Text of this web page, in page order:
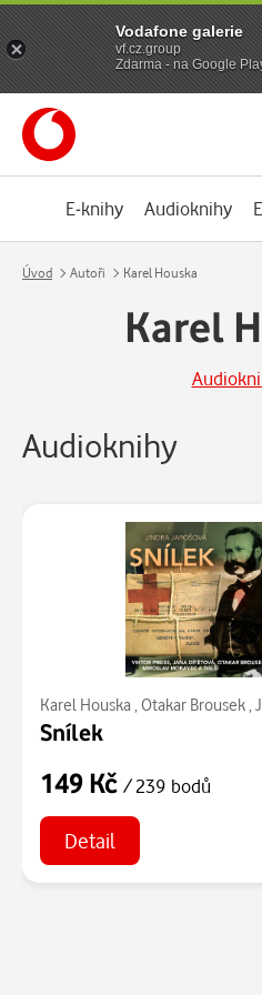
E-knihy Audioknihy
Úvod Autoři Karel Houska
Karel
Audioknihy
Karel Houska , Otakar Brousek,
Snílek
149 Kč / 239 bodů
Detail
Vodafone galerie
vf.cz.group
Zdarma - na Google